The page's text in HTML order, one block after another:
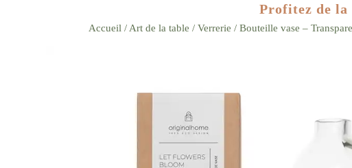
Profitez de
Accueil / Art de la table /Verrerie / Bouteille vase –